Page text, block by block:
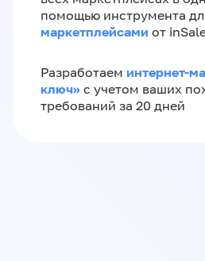
помощью инструмента
маркетплейсами от
Разработаем интернет-
ключ»‎ с учетом ваших
требований за 20 дней